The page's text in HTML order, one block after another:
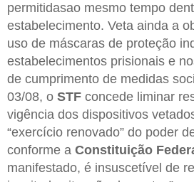
permitidasao mesmo tempo
estabelecimento. Veta ainda a
uso de máscaras de proteção
estabelecimentos prisionais e
de cumprimento de medidas
03/08, o STF concede liminar
vigência dos dispositivos
“exercício renovado” do poder
conforme a Constituição
manifestado, é insuscetível de